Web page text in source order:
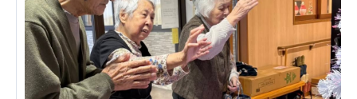
社会福祉法人 共生会
特別養護老人ホーム 共生の家
株式会社 アジアメデカ元気事業団
アジアメデカ元気事業団